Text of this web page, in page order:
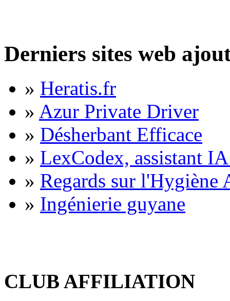
Derniers sites web
» Heratis.fr
» Azur Private Driver
» Désherbant Efficace
» LexCodex, assistant
» Regards sur l'Hygiène
» Ingénierie guyane
CLUB AFFILIATION